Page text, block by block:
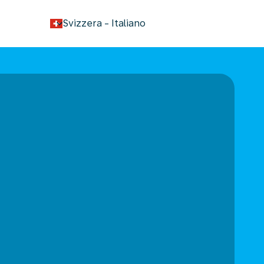
Svizzera - Italiano
keyboard_arrow_down